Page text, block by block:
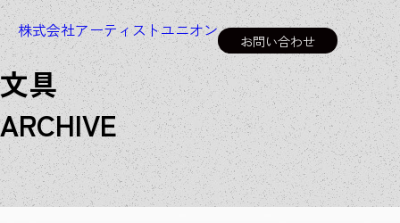
株式会社アーティストユニオン
お問い合わせ
文具
ARCHIVE